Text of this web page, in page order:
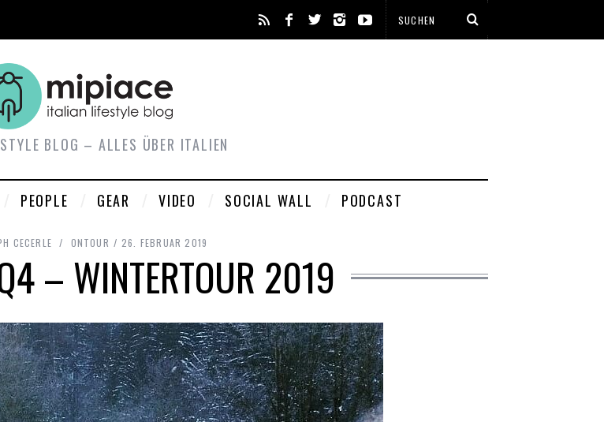
BLOG – ALLES ÜBER ITALIEN
PEOPLE GEAR VIDEO SOCIAL WALL PODCAST
CECERLE ONTOUR 26. FEBRUAR 2019
– WINTERTOUR 2019